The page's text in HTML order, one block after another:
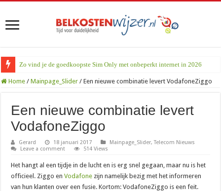
Zo vind je de goedkoopste Sim Only met onbeperkt internet in 2026
Home / Mainpage_Slider / Een nieuwe combinatie levert VodafoneZiggo
Een nieuwe combinatie levert
VodafoneZiggo
Gerard 18 januari 2017 Mainpage_Slider,Telecom Nieuws
Leave a comment
514 Views
Het hangt al een tijdje in de lucht en is erg snel gegaan, maar nu is het
officieel. Ziggo enVodafone zijn namelijk bezig met het informeren
van hun klanten over een fusie. Kortom: VodafoneZiggo is een feit.